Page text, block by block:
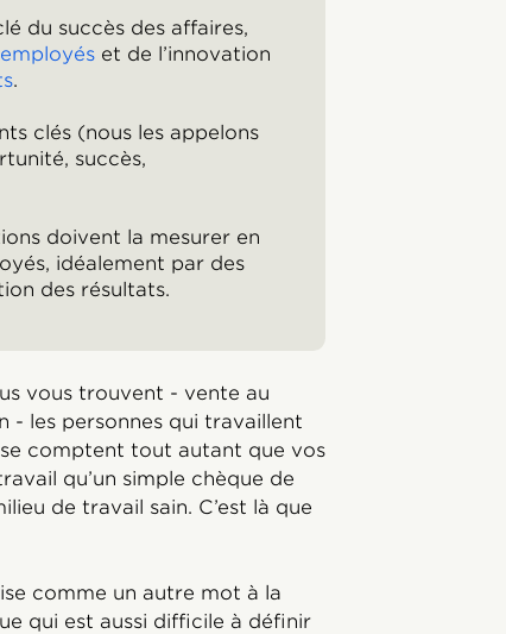
du succès des affaires,
et de l’innovation
.
clés (nous les appelons
succès,
doivent la mesurer en
idéalement par des
des résultats.
vous trouvent - vente au
- les personnes qui travaillent
comptent tout autant que vos
qu’un simple chèque de
de travail sain. C’est là que
comme un autre mot à la
qui est aussi difficile à définir